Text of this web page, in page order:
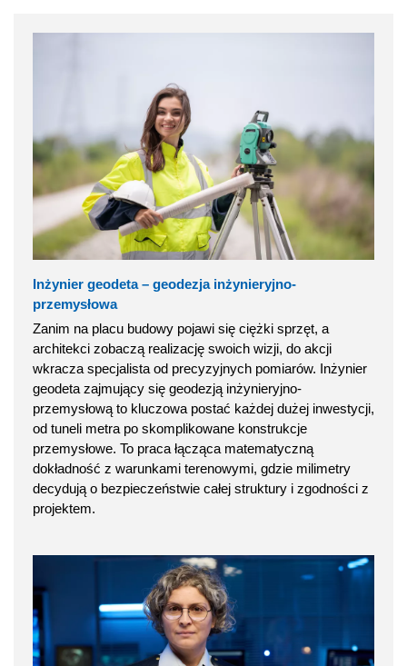
Inżynier geodeta – geodezja inżynieryjno-
przemysłowa
Zanim na placu budowy pojawi się ciężki sprzęt, a
architekci zobaczą realizację swoich wizji, do akcji
wkracza specjalista od precyzyjnych pomiarów. Inżynier
geodeta zajmujący się geodezją inżynieryjno-
przemysłową to kluczowa postać każdej dużej inwestycji,
od tuneli metra po skomplikowane konstrukcje
przemysłowe. To praca łącząca matematyczną
dokładność z warunkami terenowymi, gdzie milimetry
decydują o bezpieczeństwie całej struktury i zgodności z
projektem.